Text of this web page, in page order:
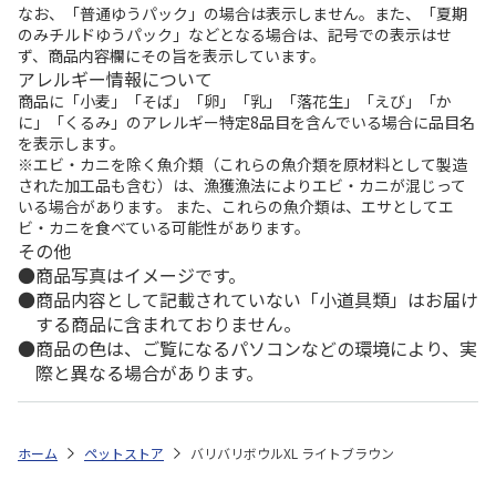
なお、「普通ゆうパック」の場合は表示しません。また、「夏期
のみチルドゆうパック」などとなる場合は、記号での表示はせ
ず、商品内容欄にその旨を表示しています。
アレルギー情報について
商品に「小麦」「そば」「卵」「乳」「落花生」「えび」「か
に」「くるみ」のアレルギー特定8品目を含んでいる場合に品目名
を表示します。
※エビ・カニを除く魚介類（これらの魚介類を原材料として製造
された加工品も含む）は、漁獲漁法によりエビ・カニが混じって
いる場合があります。 また、これらの魚介類は、エサとしてエ
ビ・カニを食べている可能性があります。
その他
商品写真はイメージです。
商品内容として記載されていない「小道具類」はお届け
する商品に含まれておりません。
商品の色は、ご覧になるパソコンなどの環境により、実
際と異なる場合があります。
ホーム ペットストア バリバリボウルXL ライトブラウン